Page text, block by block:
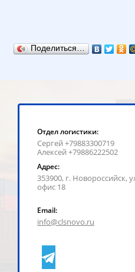
Поделиться…
Отдел логистики:
Сергей +79883300719
Алексей +79886222502
Адрес:
353900, г. Новороссийск,
офис 18
Email:
info@clsnovo.ru